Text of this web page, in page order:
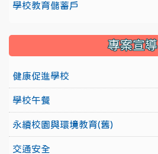
學校教育儲蓄戶
專案宣導
健康促進學校
學校午餐
永續校園與環境教育(舊)
交通安全